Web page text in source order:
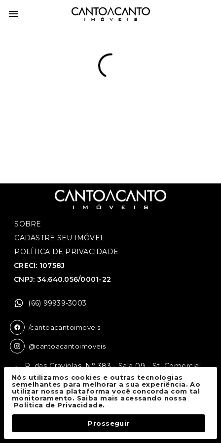
SOBRE
CADASTRE SEU IMÓVEL
POLÍTICA DE PRIVACIDADE
CRECI: 10758J
CNPJ: 34.640.056/0001-22
(66) 99939-3003
/cantoacantoimoveis
@cantoacantoimoveis
R. das Graviolas, N° 383 - Sala 09 - St. Comercial,
Sinop - MT, 78550-136
Canto a Canto Imóveis© 2026.
Todos os direitos reservados.
Nós utilizamos cookies e outras tecnologias
semelhantes para melhorar a sua experiência. Ao
utilizar nossa plataforma você concorda com tal
monitoramento. Saiba mais acessando nossa
Política de Privacidade.
Prosseguir